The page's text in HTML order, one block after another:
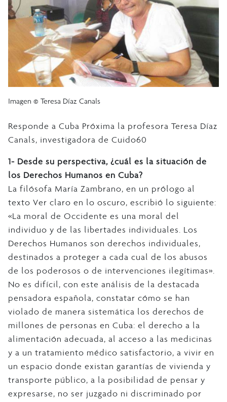
Imagen © Teresa Díaz Canals
Responde a Cuba Próxima la profesora Teresa Díaz
Canals, investigadora de Cuido60
1- Desde su perspectiva, ¿cuál es la situación de
los Derechos Humanos en Cuba?
La filósofa María Zambrano, en un prólogo al
texto Ver claro en lo oscuro, escribió lo siguiente:
«La moral de Occidente es una moral del
individuo y de las libertades individuales. Los
Derechos Humanos son derechos individuales,
destinados a proteger a cada cual de los abusos
de los poderosos o de intervenciones ilegítimas».
No es difícil, con este análisis de la destacada
pensadora española, constatar cómo se han
violado de manera sistemática los derechos de
millones de personas en Cuba: el derecho a la
alimentación adecuada, al acceso a las medicinas
y a un tratamiento médico satisfactorio, a vivir en
un espacio donde existan garantías de vivienda y
transporte público, a la posibilidad de pensar y
expresarse, no ser juzgado ni discriminado por